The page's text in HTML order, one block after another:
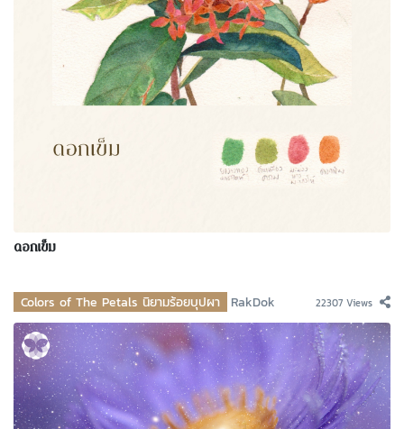
ดอกเข็ม
Colors of The Petals นิยามร้อยบุปผา RakDok 22307 Views